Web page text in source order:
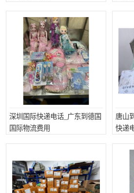
深圳国际快递电话_广东到德国
国际物流费用
唐山
快递